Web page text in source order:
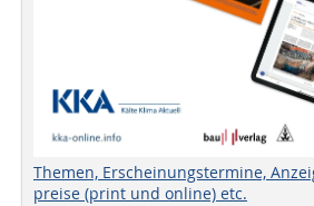
Themen, Erscheinungstermine,
preise (print und online) etc.